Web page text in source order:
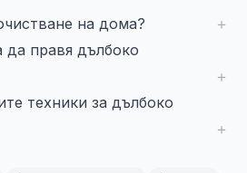
на дома?
да правя дълбоко
техники за дълбоко